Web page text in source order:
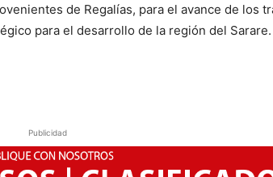
de Regalías, para el avance de los
para el desarrollo de la región del Sarare.
Publicidad